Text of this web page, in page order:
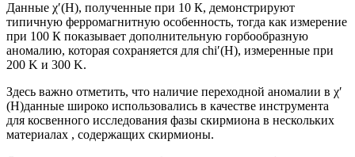
Данные χ′(H), полученные при 10 К, демонстрируют
типичную ферромагнитную особенность, тогда как измерение
при 100 К показывает дополнительную горбообразную
аномалию, которая сохраняется для chi′(H), измеренные при
200 K и 300 K.
Здесь важно отметить, что наличие переходной аномалии в χ′
(H)данные широко использовались в качестве инструмента
для косвенного исследования фазы скирмиона в нескольких
материалах , содержащих скирмионы.